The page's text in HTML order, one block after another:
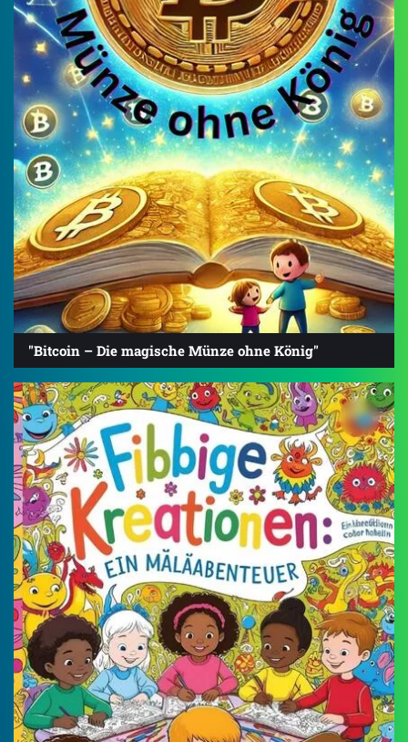
"Bitcoin – Die magische Münze ohne König"